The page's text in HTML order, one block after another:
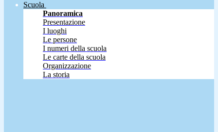
Scuola
Panoramica
Presentazione
I luoghi
Le persone
I numeri della scuola
Le carte della scuola
Organizzazione
La storia